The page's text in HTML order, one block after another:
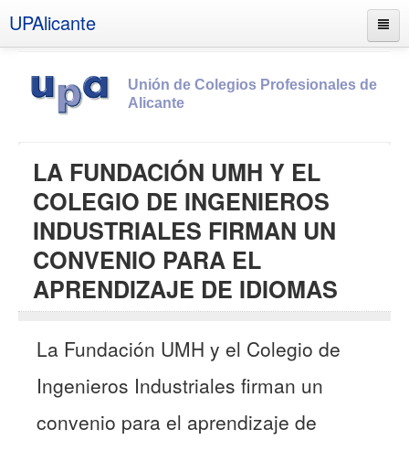
UPAlicante
Unión de Colegios Profesionales de
Alicante
Socios
Estatutos
Documentos
Boletines
UPSANA
Contacto
LA FUNDACIÓN UMH Y EL
COLEGIO DE INGENIEROS
INDUSTRIALES FIRMAN UN
CONVENIO PARA EL
APRENDIZAJE DE IDIOMAS
La Fundación UMH y el Colegio de
Ingenieros Industriales firman un
convenio para el aprendizaje de